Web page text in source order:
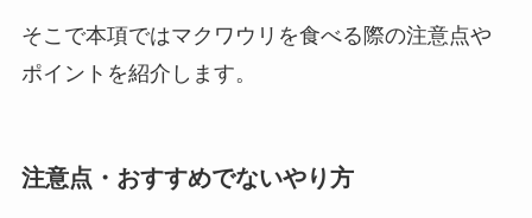
そこで本項ではマクワウリを食べる際の注意点や
ポイントを紹介します。
注意点・おすすめでないやり方